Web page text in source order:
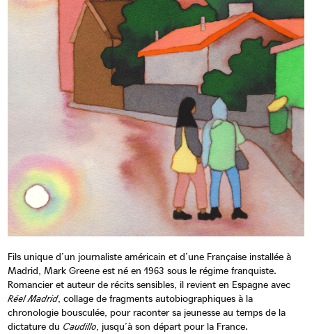
Fils unique d’un journaliste américain et d’une Française installée à
Madrid, Mark Greene est né en 1963 sous le régime franquiste.
Romancier et auteur de récits sensibles, il revient en Espagne avec
Réel Madrid, collage de fragments autobiographiques à la
chronologie bousculée, pour raconter sa jeunesse au temps de la
dictature du Caudillo, jusqu’à son départ pour la France.